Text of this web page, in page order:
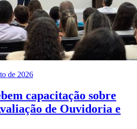
de 2026
capacitação sobre
de Ouvidoria e